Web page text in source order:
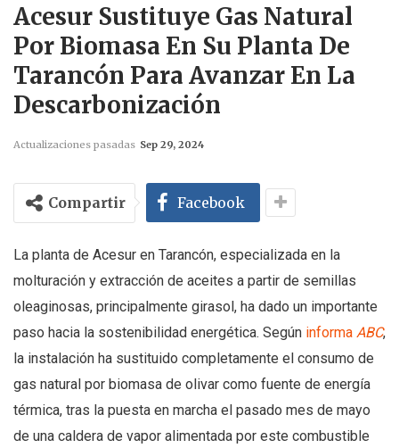
Acesur Sustituye Gas Natural
Por Biomasa En Su Planta De
Tarancón Para Avanzar En La
Descarbonización
Actualizaciones pasadas Sep 29, 2024
Compartir Facebook
La planta de Acesur en Tarancón, especializada en la
molturación y extracción de aceites a partir de semillas
oleaginosas, principalmente girasol, ha dado un importante
paso hacia la sostenibilidad energética. Según informa ABC,
la instalación ha sustituido completamente el consumo de
gas natural por biomasa de olivar como fuente de energía
térmica, tras la puesta en marcha el pasado mes de mayo
de una caldera de vapor alimentada por este combustible